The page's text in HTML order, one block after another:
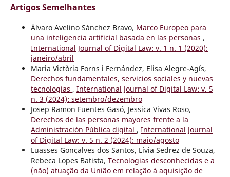
Artigos Semelhantes
Álvaro Avelino Sánchez Bravo, Marco Europeo para
una inteligencia artificial basada en las personas ,
International Journal of Digital Law: v. 1 n. 1 (2020):
janeiro/abril
Maria Victòria Forns i Fernández, Elisa Alegre-Agís,
Derechos fundamentales, servicios sociales y nuevas
tecnologías , International Journal of Digital Law: v. 5
n. 3 (2024): setembro/dezembro
Josep Ramon Fuentes Gasó, Jessica Vivas Roso,
Derechos de las personas mayores frente a la
Administración Pública digital , International Journal
of Digital Law: v. 5 n. 2 (2024): maio/agosto
Luasses Gonçalves dos Santos, Lívia Sedrez de Souza,
Rebeca Lopes Batista, Tecnologias desconhecidas e a
(não) atuação da União em relação à aquisição de